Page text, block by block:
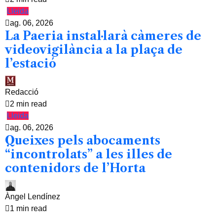
Lleida
ag. 06, 2026
La Paeria instal·larà càmeres de
videovigilància a la plaça de
l’estació
Redacció
2 min read
Lleida
ag. 06, 2026
Queixes pels abocaments
“incontrolats” a les illes de
contenidors de l’Horta
Àngel Lendínez
1 min read